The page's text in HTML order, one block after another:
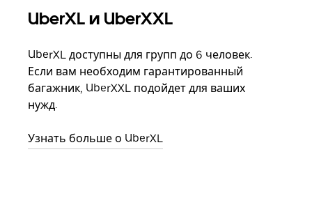
UberXL и UberXXL
UberXL доступны для групп до 6 человек.
Если вам необходим гарантированный
багажник, UberXXL подойдет для ваших
нужд.
Узнать больше о UberXL